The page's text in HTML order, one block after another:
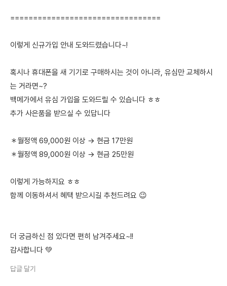
=================================
이렇게 신규가입 안내 도와드렸습니다~!
혹시나 휴대폰을 새 기기로 구매하시는 것이 아니라, 유심만 교체하시
는 거라면~?
백메가에서 유심 가입을 도와드릴 수 있습니다 ㅎㅎ
추가 사은품을 받으실 수 있답니다
＊월정액 69,000원 이상 → 현금 17만원
＊월정액 89,000원 이상 → 현금 25만원
이렇게 가능하지요 ㅎㅎ
함께 이동하셔서 혜택 받으시길 추천드려요 😉
더 궁금하신 점 있다면 편히 남겨주세요~!!
감사합니다 💚
답글 달기